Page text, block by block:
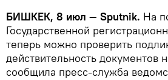
БИШКЕК, 8 июл — Sputnik. На
Государственной
теперь можно проверить
действительность документов
сообщила пресс-служба